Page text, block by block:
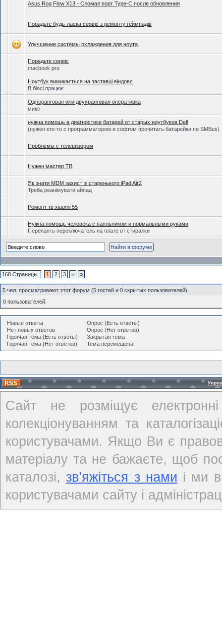
Asus Rog Flow X13 - Cломал порт Type-C после обновления
Порадьте будь-ласка сервіс з ремонту геймпадів
Улучшение системы охлаждения для ноута
Порадьте сервіс
macbook pro
Ноутбук вимикається на заставці віндовс
В біосі працює
Одноранговая или двухранговая оперативка
микс
нужна помощь в диагностике батарей от старых ноутбуков Dell
(нужен кто-то с программатором и софтом прочитать батарейки по SMBus)
Проблемы с телевизором
Нужен мастер ТВ
Як знати MDM захист зі старенького iPad Air2
Треба реанімувати айпад
Ремонт тв xiaomi 55
Нужна помощь человека с паяльником и нормальными руками
Перепаять переключатель на плате от стиралки
168 Страницы 1 2 3 > »
5 чел. просматривают этот форум (5 гостей и 0 скрытых пользователей)
0 пользователей:
Новые ответы
Нет новых ответов
Горячая тема (Есть ответы)
Горячая тема (Нет ответов)
Опрос (Есть ответы)
Опрос (Нет ответов)
Закрытая тема
Тема перемещена
Сайт не розміщує
колекціонуванням та
користувачами. Якщо Ви є
матеріалу та не бажаєте, щоб
каталозі,зв’яжіться з нами і ми
користувачами сайту і